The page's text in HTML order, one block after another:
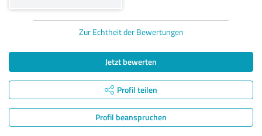
Zur Echtheit der Bewertungen
Jetzt bewerten
Profil teilen
Profil beanspruchen